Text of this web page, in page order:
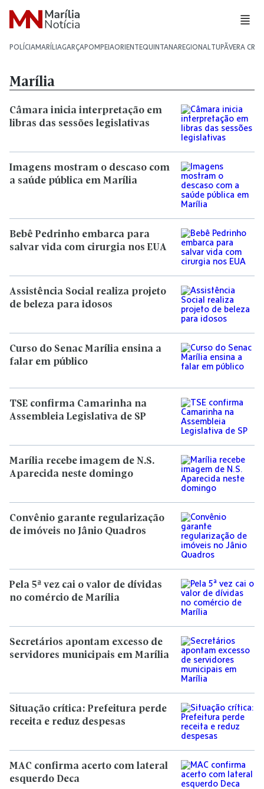
POLÍCIAMARÍLIAGARÇAPOMPEIAORIENTEQUINTANAREGIONALTUPÃVERA CRUZ
Marília
Câmara inicia interpretação em
libras das sessões legislativas
Imagens mostram o descaso com
a saúde pública em Marília
Bebê Pedrinho embarca para
salvar vida com cirurgia nos EUA
Assistência Social realiza projeto
de beleza para idosos
Curso do Senac Marília ensina a
falar em público
TSE confirma Camarinha na
Assembleia Legislativa de SP
Marília recebe imagem de N.S.
Aparecida neste domingo
Convênio garante regularização
de imóveis no Jânio Quadros
Pela 5ª vez cai o valor de dívidas
no comércio de Marília
Secretários apontam excesso de
servidores municipais em Marília
Situação crítica: Prefeitura perde
receita e reduz despesas
MAC confirma acerto com lateral
esquerdo Deca